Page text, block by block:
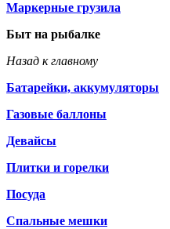
Маркерные грузила
Быт на рыбалке
Назад к главному
Батарейки, аккумуляторы
Газовые баллоны
Девайсы
Плитки и горелки
Посуда
Спальные мешки